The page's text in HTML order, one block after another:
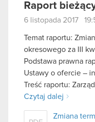
Raport
6 listopada 2017
Temat raportu:
okresowego za III
Podstawa prawna
Ustawy o ofercie –
Treść raportu:
Czytaj dalej
Zmiana